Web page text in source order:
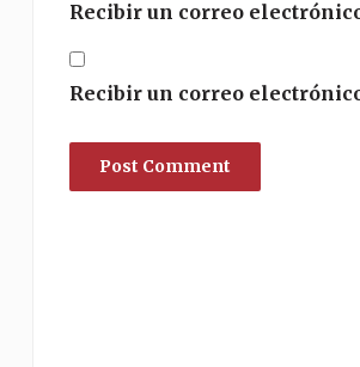
Recibir un correo
Recibir un correo